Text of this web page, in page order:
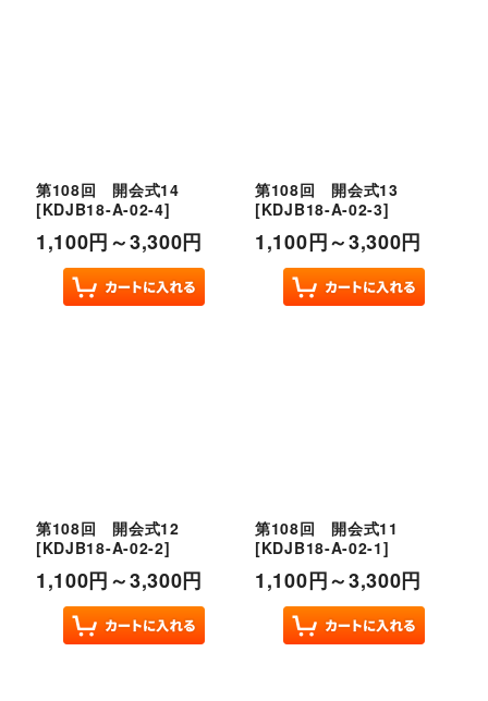
第108回 開会式14
[KDJB18-A-02-4]
1,100円～3,300円
第108回 開会式13
[KDJB18-A-02-3]
1,100円～3,300円
第108回 開会式12
[KDJB18-A-02-2]
1,100円～3,300円
第108回 開会式11
[KDJB18-A-02-1]
1,100円～3,300円